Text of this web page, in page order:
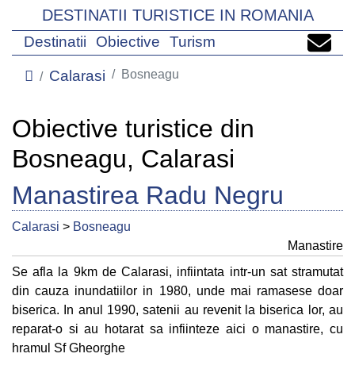
DESTINATII TURISTICE IN ROMANIA
Destinatii Obiective Turism
Calarasi Bosneagu
Obiective turistice din
Bosneagu, Calarasi
Manastirea Radu Negru
Calarasi > Bosneagu
Manastire
Se afla la 9km de Calarasi, infiintata intr-un sat stramutat
din cauza inundatiilor in 1980, unde mai ramasese doar
biserica. In anul 1990, satenii au revenit la biserica lor, au
reparat-o si au hotarat sa infiinteze aici o manastire, cu
hramul Sf Gheorghe